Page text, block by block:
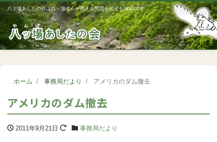
八ッ場あしたの会は八ッ場ダムが抱える問題を伝えるNGOです
ホーム 事務局だより アメリカのダム撤去
アメリカのダム撤去
2011年9月21日 事務局だより